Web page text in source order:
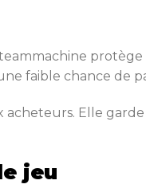
faible chance de
Elle
jeu